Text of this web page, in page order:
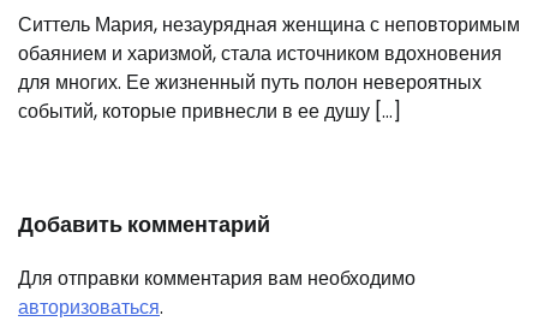
Ситтель Мария, незаурядная женщина с неповторимым
обаянием и харизмой, стала источником вдохновения
для многих. Ее жизненный путь полон невероятных
событий, которые привнесли в ее душу […]
Добавить комментарий
Для отправки комментария вам необходимо
авторизоваться.